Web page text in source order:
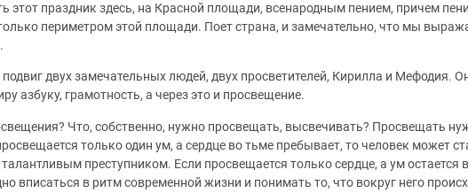
этот праздник здесь, на Красной площади, всенародным пением, причем
периметром этой площади. Поет страна, и замечательно, что мы
двух замечательных людей, двух просветителей, Кирилла и Мефодия.
азбуку, грамотность, а через это и просвещение.
Что, собственно, нужно просвещать, высвечивать? Просвещать
только один ум, а сердце во тьме пребывает, то человек может
преступником. Если просвещается только сердце, а ум остается в
вписаться в ритм современной жизни и понимать то, что вокруг него